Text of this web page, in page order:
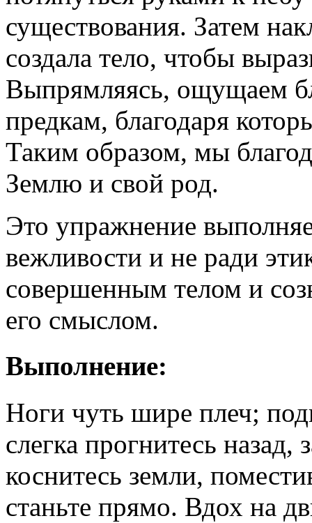
существования. Затем
создала тело, чтобы
Выпрямляясь, ощущаем
предкам, благодаря
Таким образом, мы
Землю и свой род.
Это упражнение
вежливости и не ради
совершенным телом и
его смыслом.
Выполнение:
Ноги чуть шире плеч;
слегка прогнитесь назад,
коснитесь земли,
станьте прямо. Вдох на